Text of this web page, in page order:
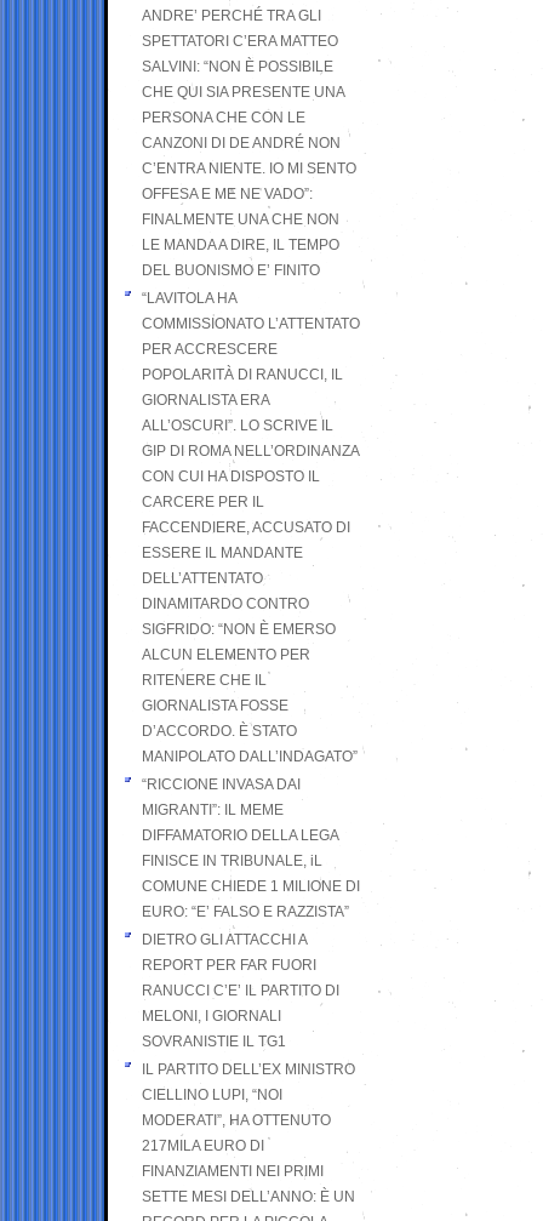
ANDRE’ PERCHÉ TRA GLI
SPETTATORI C’ERA MATTEO
SALVINI: “NON È POSSIBILE
CHE QUI SIA PRESENTE UNA
PERSONA CHE CON LE
CANZONI DI DE ANDRÉ NON
C’ENTRA NIENTE. IO MI SENTO
OFFESA E ME NE VADO”:
FINALMENTE UNA CHE NON
LE MANDA A DIRE, IL TEMPO
DEL BUONISMO E’ FINITO
“LAVITOLA HA
COMMISSIONATO L’ATTENTATO
PER ACCRESCERE
POPOLARITÀ DI RANUCCI, IL
GIORNALISTA ERA
ALL’OSCURI”. LO SCRIVE IL
GIP DI ROMA NELL’ORDINANZA
CON CUI HA DISPOSTO IL
CARCERE PER IL
FACCENDIERE, ACCUSATO DI
ESSERE IL MANDANTE
DELL’ATTENTATO
DINAMITARDO CONTRO
SIGFRIDO: “NON È EMERSO
ALCUN ELEMENTO PER
RITENERE CHE IL
GIORNALISTA FOSSE
D’ACCORDO. È STATO
MANIPOLATO DALL’INDAGATO”
“RICCIONE INVASA DAI
MIGRANTI”: IL MEME
DIFFAMATORIO DELLA LEGA
FINISCE IN TRIBUNALE, iL
COMUNE CHIEDE 1 MILIONE DI
EURO: “E’ FALSO E RAZZISTA”
DIETRO GLI ATTACCHI A
REPORT PER FAR FUORI
RANUCCI C’E’ IL PARTITO DI
MELONI, I GIORNALI
SOVRANISTIE IL TG1
IL PARTITO DELL’EX MINISTRO
CIELLINO LUPI, “NOI
MODERATI”, HA OTTENUTO
217MILA EURO DI
FINANZIAMENTI NEI PRIMI
SETTE MESI DELL’ANNO: È UN